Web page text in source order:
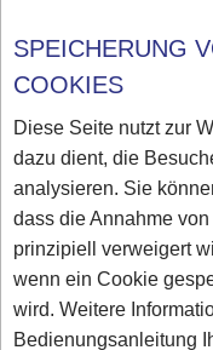
SPEICHERUNG
COOKIES
Diese Seite nutzt zur
dazu dient, die
analysieren. Sie
dass die Annahme
prinzipiell verweigert
wenn ein Cookie
wird. Weitere
Bedienungsanleitung